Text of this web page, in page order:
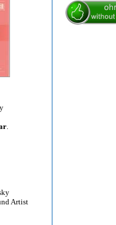
.
Artist